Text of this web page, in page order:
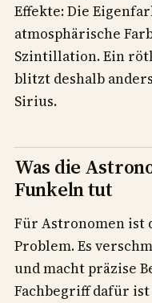
Effekte: Die
atmosphärische
Szintillation. Ein
blitzt deshalb
Sirius.
Was die
Funkeln tut
Für Astronomen ist
Problem. Es
und macht präzise
Fachbegriff dafür